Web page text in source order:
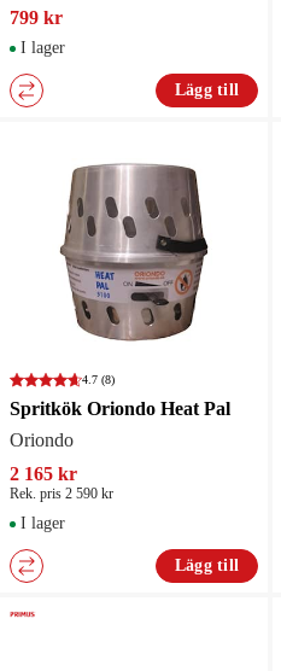
799 kr
I lager
Lägg till
4.7 (8)
Spritkök Oriondo Heat Pal
Oriondo
2 165 kr
Rek. pris 2 590 kr
I lager
Lägg till